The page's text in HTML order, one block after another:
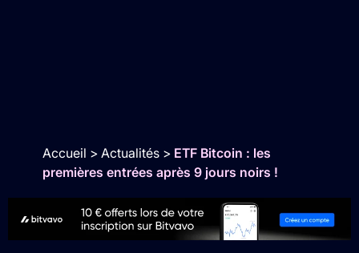
Accueil > Actualités> ETF Bitcoin : les
premières entrées après 9 jours noirs !